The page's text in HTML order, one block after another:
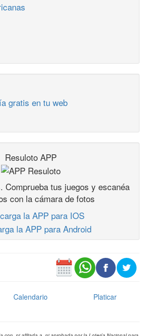
gratis en tu web
Resuloto APP
Comprueba tus juegos y escanéa
con la cámara de fotos
Calendario
Platicar